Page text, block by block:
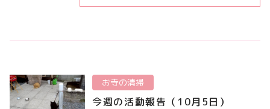
お寺の清掃
今週の活動報告（10月5日）